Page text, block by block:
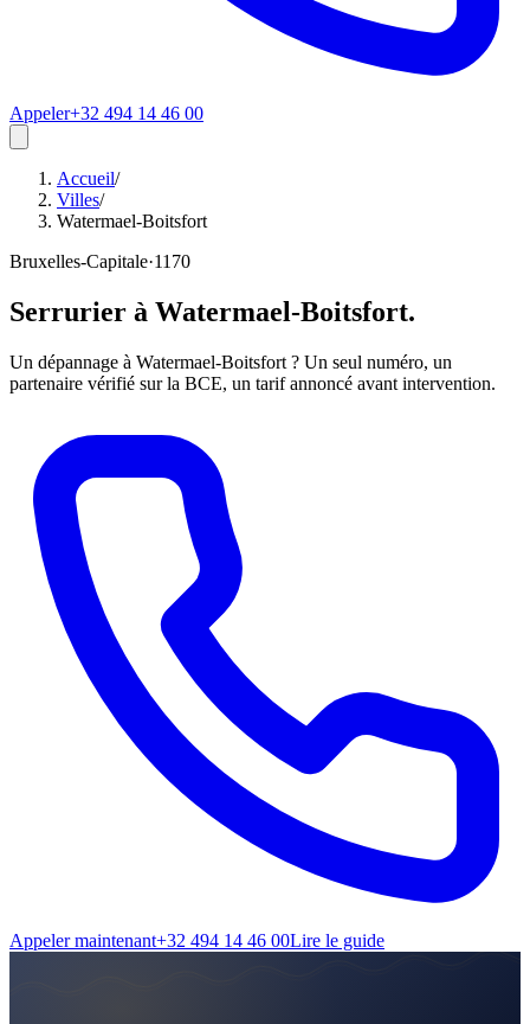
Appeler+32 494 14 46 00
Accueil/
Villes/
Watermael-Boitsfort
Bruxelles-Capitale·1170
Serrurier à Watermael-Boitsfort.
Un dépannage à Watermael-Boitsfort ? Un seul numéro, un
partenaire vérifié sur la BCE, un tarif annoncé avant intervention.
Appeler maintenant+32 494 14 46 00Lire le guide